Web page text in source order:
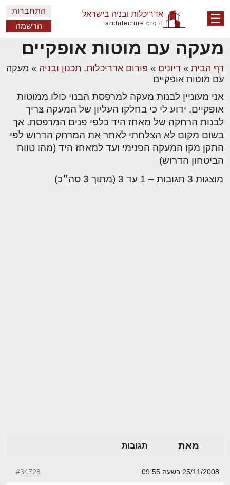
☰ אדריכלות ובניה בישראל
architecture.org.il
התחברות
הרשמה
מעקה עם מוטות אופקיים
דף הבית » דיונים » פורום אדריכלות, תכנון ובניה » מעקה
עם מוטות אופקיים
אני מעוניין לבנות מעקה למרפסת הבנוי כולו ממוטות
אופקיים. ידוע לי כי בחלקו העליון של המעקה צריך
לבנות הרחקה של מאחז היד כלפי פנים המרפסת, אך
בשום מקום לא הצלחתי לאתר את המרחק הדרוש לפי
התקן מקו המעקה הפנימי ועד למאחז היד (מהו טווח
הביטחון הדרוש)
מוצגות 3 תגובות – 1 עד 3 (מתוך 3 סה״כ)
מאת תגובות
25/11/2008 בשעה 09:55 #34728